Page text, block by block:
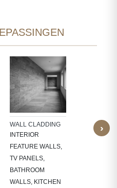
WALL CLADDING
INTERIOR
FEATURE WALLS,
TV PANELS,
BATHROOM
WALLS, KITCHEN
›